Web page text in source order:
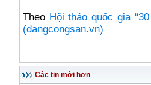
Theo Hội thảo quốc gia
(dangcongsan.vn)
Các tin mới hơn